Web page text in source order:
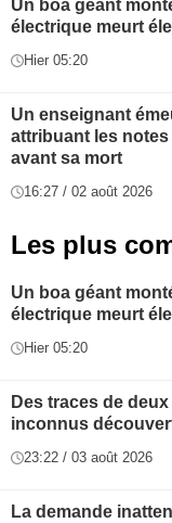
Un boa géant
électrique meurt
Hier 05:20
Un enseignant
attribuant les
avant sa mort
16:27 / 02 août 2026
Les plus
Un boa géant
électrique meurt
Hier 05:20
Des traces de
inconnus
23:22 / 03 août 2026
La demande